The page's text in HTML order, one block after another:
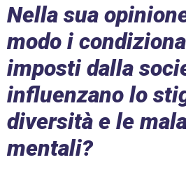
Nella sua
modo i
imposti dalla
influenzano lo
diversità e le
mentali?